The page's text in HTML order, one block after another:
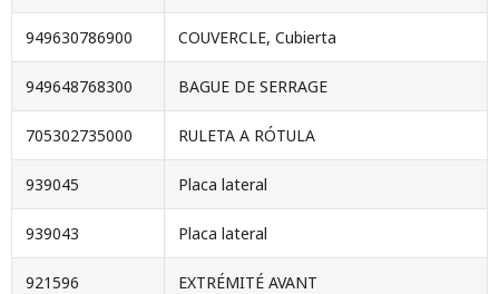
949630786900 COUVERCLE, Cubierta
949648768300 BAGUE DE SERRAGE
705302735000 RULETA A RÓTULA
939045 Placa lateral
939043 Placa lateral
921596 EXTRÉMITÉ AVANT